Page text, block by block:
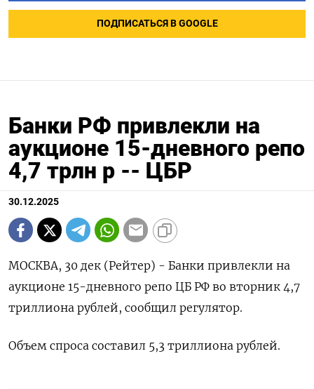
ПОДПИСАТЬСЯ В GOOGLE
Банки РФ привлекли на
аукционе 15-дневного репо
4,7 трлн р -- ЦБР
30.12.2025
МОСКВА, 30 ⁠дек (Рейтер) - Банки ⁠привлекли ​на
⁠аукционе 15-⁠дневного ‌репо ‍ЦБ ‌РФ ​во вторник ⁠4,‍7
‌триллиона рублей, сообщил регулятор.
Объем ‍спроса ‍составил ‍5,3 ⁠триллиона рублей.